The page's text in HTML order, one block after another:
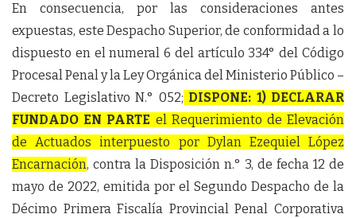
En consecuencia, por las consideraciones antes
expuestas, este Despacho Superior, de conformidad a lo
dispuesto en el numeral 6 del artículo 334° del Código
Procesal Penal y la Ley Orgánica del Ministerio Público –
Decreto Legislativo N.° 052; DISPONE: 1) DECLARAR
FUNDADO EN PARTE el Requerimiento de Elevación
de Actuados interpuesto por Dylan Ezequiel López
Encarnación, contra la Disposición n.° 3, de fecha 12 de
mayo de 2022, emitida por el Segundo Despacho de la
Décimo Primera Fiscalía Provincial Penal Corporativa